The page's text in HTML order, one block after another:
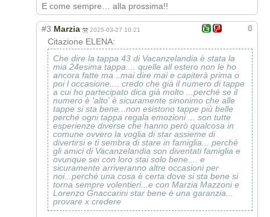
E come sempre… alla prossima!!
0
#3 Marzia 2025-03-27 10:21
Citazione ELENA:
Che dire la tappa 43 di Vacanzelandia è stata la
mia 24esima tappa.... quelle all estero non le ho
ancora fatte ma ..mai dire mai e capiterà prima o
poi l occasione.... credo che già il numero di tappe
a cui ho partecipato dica già molto ...perché se il
numero è 'alto' è sicuramente sinonimo che alle
tappe si sta bene...non esistono tappe più belle
perché ogni tappa regala emozioni ... son tutte
esperienze diverse che hanno però qualcosa in
comune ovvero la voglia di star assieme di
divertirsi e ti sembra di stare in famiglia... perché
gli amici di Vacanzelandia son diventati famiglia e
ovunque sei con loro stai solo bene.... e
sicuramente arriveranno altre occasioni per
noi...perché una cosa è certa dove si sta bene si
torna sempre volentieri...e con Marzia Mazzoni e
Lorenzo Gnaccarini star bene è una garanzia...
provare x credere